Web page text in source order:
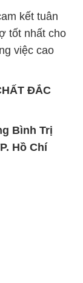
kết tuân
tốt nhất cho
việc cao
ĐẮC
Bình Trị
Hồ Chí